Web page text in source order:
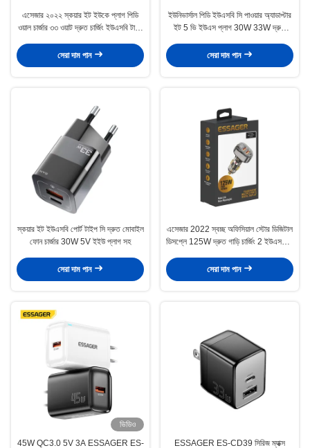
এসেজার ২০২২ স্কয়ার ইট ইউকে প্লাগ পিডি
ওয়াল চার্জার ৩৩ ওয়াট দ্রুত চার্জিং ইউএসবি টাইপ
সেরা দাম পান
ইউনিভার্সাল পিডি ইউএসবি সি পাওয়ার অ্যাডাপ্টার
ইট 5 ভি ইউএস প্লাগ 30W 33W দ্রুত
সেরা দাম পান
স্কয়ার ইট ইউএসবি পোর্ট টাইপ সি দ্রুত মোবাইল
ফোন চার্জার 30W 5V ইইউ প্লাগ সহ
সেরা দাম পান
এসেজার 2022 স্বচ্ছ অফিসিয়াল স্টোর ডিজিটাল
ডিসপ্লে 125W দ্রুত গাড়ি চার্জিং 2 ইউএসবি 1
সেরা দাম পান
ভিডিও
45W QC3.0 5V 3A ESSAGER ES-
ESSAGER ES-CD39 সিরিজ ম্যাক্স